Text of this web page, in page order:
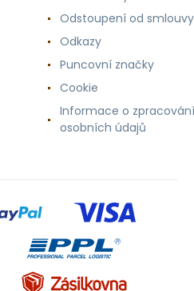
Odstoupení od smlouvy
Odkazy
Puncovní značky
Cookie
Informace o zpracování
osobních údajů